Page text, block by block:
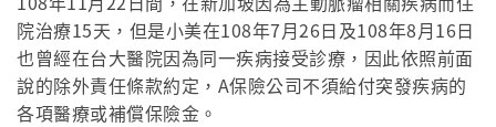
院治療15天，但是小美在108年7月26日及108年8月16日
也曾經在台大醫院因為同一疾病接受診療，因此依照前面
說的除外責任條款約定，A保險公司不須給付突發疾病的
各項醫療或補償保險金。